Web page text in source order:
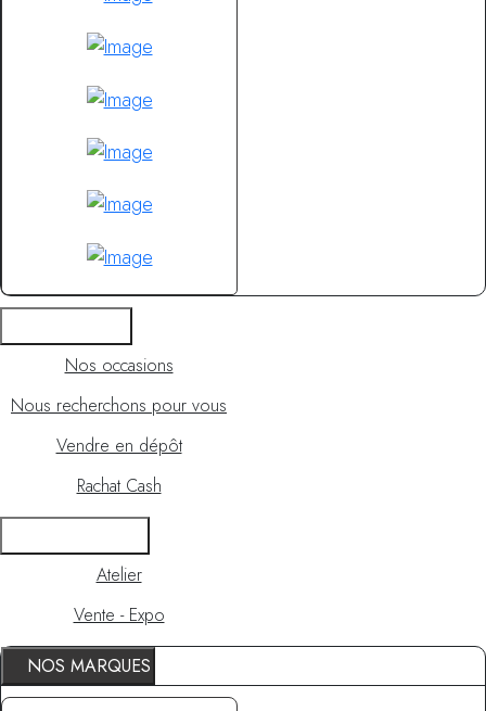
Nos occasions
Nous recherchons pour vous
Vendre en dépôt
Rachat Cash
Atelier
Vente - Expo
NOS MARQUES